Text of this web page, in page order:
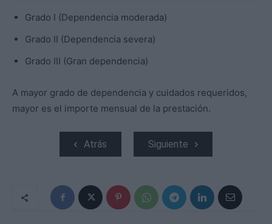
Grado I (Dependencia moderada)
Grado II (Dependencia severa)
Grado III (Gran dependencia)
A mayor grado de dependencia y cuidados requeridos,
mayor es el importe mensual de la prestación.
Atrás Siguiente